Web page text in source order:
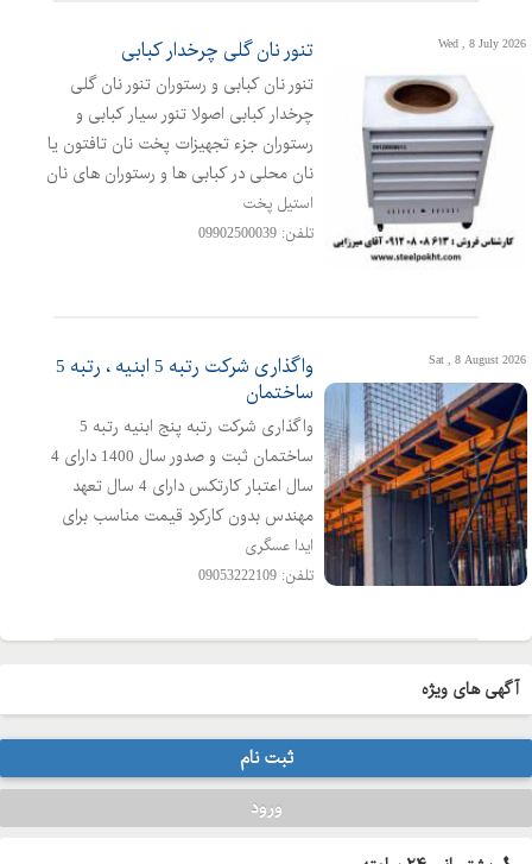
Wed , 8 July 2026 تنور نان گلی چرخدار کبابی
تنور نان کبابی و رستوران تنور نان گلی
چرخدار کبابی اصولا تنور سیار کبابی و
رستوران جزء تجهیزات پخت نان تافتون یا
نان محلی در کبابی ها و رستوران های نان
داغ کباب داغ مورد استفاده قرار می گیردتنور
گلی سیار فروش تنور گلی سیار در کبابی ها
استیل پخت
تلفن: 09902500039
Sat , 8 August 2026
واگذاری شرکت رتبه 5 ابنیه ، رتبه 5
ساختمان
واگذاری شرکت رتبه پنج ابنیه رتبه 5
ساختمان ثبت و صدور سال 1400 دارای 4
سال اعتبار کارتکس دارای 4 سال تعهد
مهندس بدون کارکرد قیمت مناسب برای
کسب اطلاعات بیشتر تماس بگیرید
ایدا عسگری
تلفن: 09053222109
آگهی های ویژه
ثبت نام
ورود